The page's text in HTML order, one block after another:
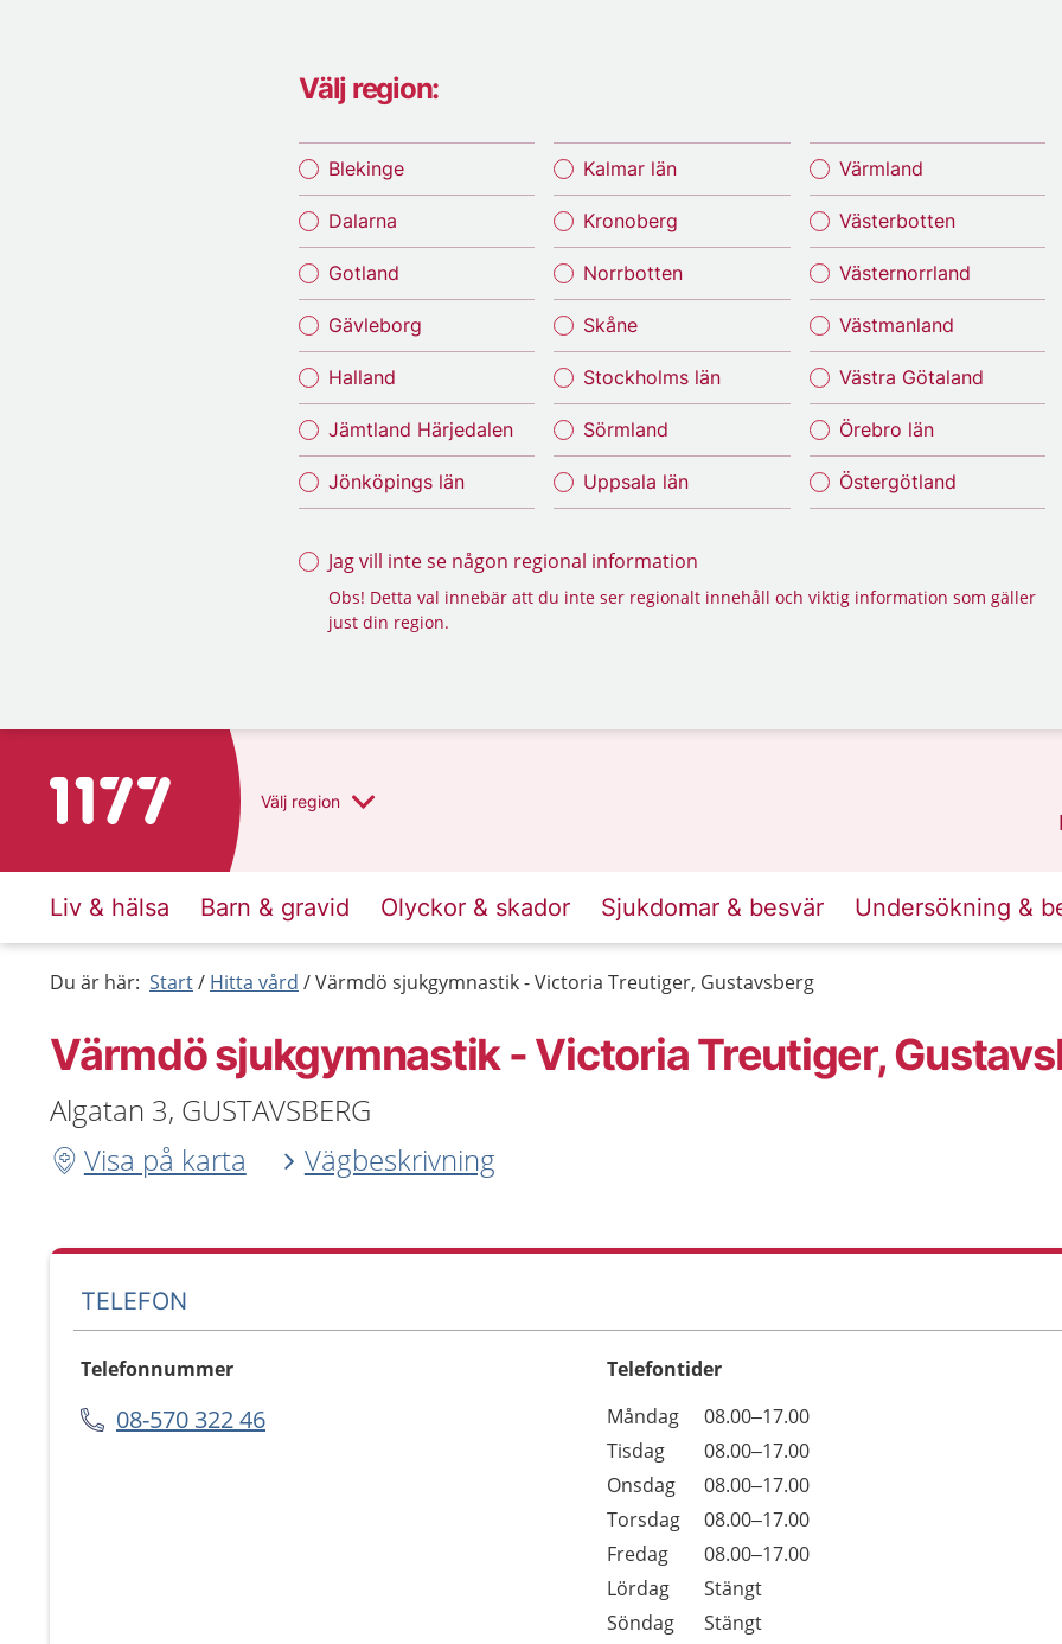
Välj region:
Blekinge
Dalarna
Gotland
Gävleborg
Halland
Jämtland Härjedalen
Jönköpings län
Kalmar län
Kronoberg
Norrbotten
Skåne
Stockholms län
Sörmland
Uppsala län
Värmland
Västerbotten
Västernorrland
Västmanland
Västra Götaland
Örebro län
Östergötland
Jag vill inte se någon regional information
Obs! Detta val innebär att du inte ser regionalt innehåll och viktig information som gäller
just din region.
Till startsidan för 1177 Välj region
Liv & hälsa Barn & gravid Olyckor & skador Sjukdomar & besvär Undersökning &
Du är här: Start Hitta vård Värmdö sjukgymnastik - Victoria Treutiger, Gustavsberg
Värmdö sjukgymnastik - Victoria Treutiger,
Algatan 3, GUSTAVSBERG
Visa på karta
Vägbeskrivning
TELEFON
Telefonnummer
08-570 322 46
Telefontider
Dag
Öppettider
Kommentarer
Måndag
08.00–17.00
Tisdag
08.00–17.00
Onsdag
08.00–17.00
Torsdag
08.00–17.00
Fredag
08.00–17.00
Lördag
Stängt
Söndag
Stängt